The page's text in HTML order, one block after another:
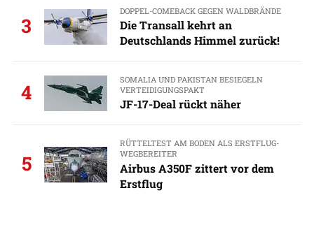
3
DOPPEL-COMEBACK GEGEN WALDBRÄNDE
Die Transall kehrt an
Deutschlands Himmel zurück!
4
SOMALIA UND PAKISTAN BESIEGELN
VERTEIDIGUNGSPAKT
JF-17-Deal rückt näher
5
RÜTTELTEST AM BODEN ALS ERSTFLUG-
WEGBEREITER
Airbus A350F zittert vor dem
Erstflug